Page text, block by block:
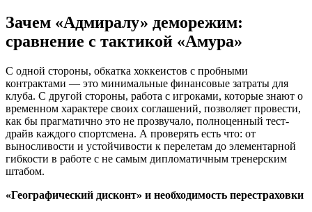
Зачем «Адмиралу» деморежим:
сравнение с тактикой «Амура»
С одной стороны, обкатка хоккеистов с пробными
контрактами — это минимальные финансовые затраты для
клуба. С другой стороны, работа с игроками, которые знают о
временном характере своих соглашений, позволяет провести,
как бы прагматично это не прозвучало, полноценный тест-
драйв каждого спортсмена. А проверять есть что: от
выносливости и устойчивости к перелетам до элементарной
гибкости в работе с не самым дипломатичным тренерским
штабом.
«Географический дисконт» и необходимость перестраховки